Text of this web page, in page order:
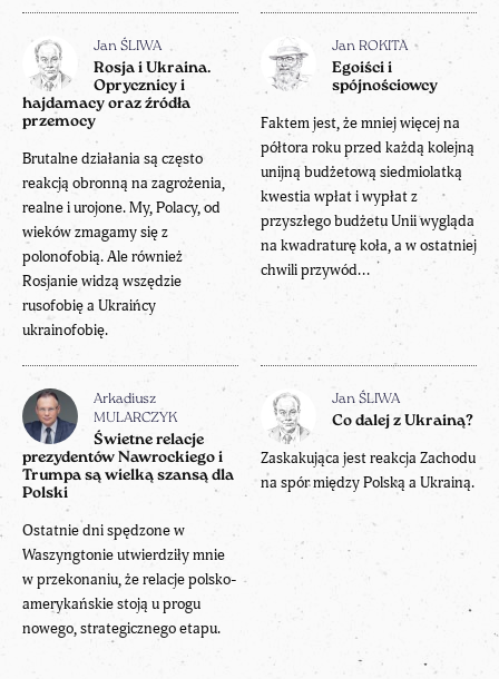
Jan ŚLIWA
Rosja i Ukraina.
Oprycznicy i
hajdamacy oraz źródła
przemocy
Brutalne działania są często
reakcją obronną na zagrożenia,
realne i urojone. My, Polacy, od
wieków zmagamy się z
polonofobią. Ale również
Rosjanie widzą wszędzie
rusofobię a Ukraińcy
ukrainofobię.
Jan ROKITA
Egoiści i
spójnościowcy
Faktem jest, że mniej więcej na
półtora roku przed każdą kolejną
unijną budżetową siedmiolatką
kwestia wpłat i wypłat z
przyszłego budżetu Unii wygląda
na kwadraturę koła, a w ostatniej
chwili przywód...
Arkadiusz
MULARCZYK
Świetne relacje
prezydentów Nawrockiego i
Trumpa są wielką szansą dla
Polski
Ostatnie dni spędzone w
Waszyngtonie utwierdziły mnie
w przekonaniu, że relacje polsko-
amerykańskie stoją u progu
nowego, strategicznego etapu.
Jan ŚLIWA
Co dalej z Ukrainą?
Zaskakująca jest reakcja Zachodu
na spór między Polską a Ukrainą.